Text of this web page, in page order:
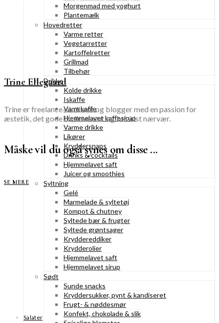
Morgenmad med yoghurt
Plantemælk
Hovedretter
Varme retter
Vegetarretter
Kartoffelretter
Grillmad
Tilbehør
Drikke
Kolde drikke
Iskaffe
Varm kaffe
Hjemmelavet kaffesirup
Varme drikke
Likører
Kryddersnaps
Drinks & cocktails
Hjemmelavet saft
Juicer og smoothies
Syltning
Gelé
Marmelade & syltetøj
Kompot & chutney
Syltede bær & frugter
Syltede grøntsager
Kryddereddiker
Krydderolier
Hjemmelavet saft
Hjemmelavet sirup
Sødt
Sunde snacks
Kryddersukker, pynt & kandiseret
Frugt- & nøddesmør
Konfekt, chokolade & slik
Trine Ellegaard
Trine er freelance-skribent og blogger med en passion for
æstetik, det gode liv, litteratur og bevidst nærvær.
Måske vil du også synes om disse ...
SE MERE
Salater